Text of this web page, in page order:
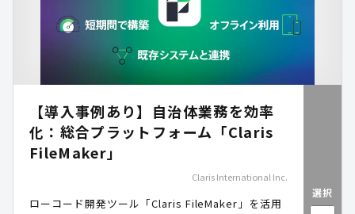
【導入事例あり】自治体業務を効率
化：総合プラットフォーム「Claris
FileMaker」
Claris International Inc.
ローコード開発ツール「Claris FileMaker」を活用
選択